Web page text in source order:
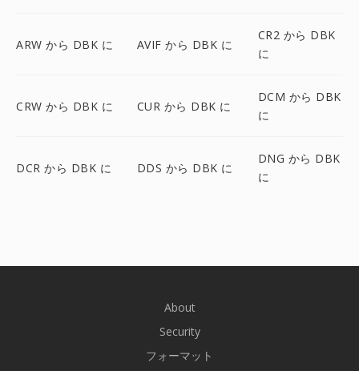
ARW から DBK に AVIF から DBK に
CR2 から DBK
に
CRW から DBK に CUR から DBK に
DCM から DBK
に
DCR から DBK に DDS から DBK に
DNG から DBK
に
About
Security
フォーマット